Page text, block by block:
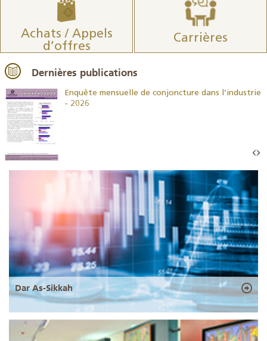
Achats / Appels
d’offres
Carrières
Dernières publications
Enquête mensuelle de conjoncture dans l’industrie
- 2026
Dar As-Sikkah